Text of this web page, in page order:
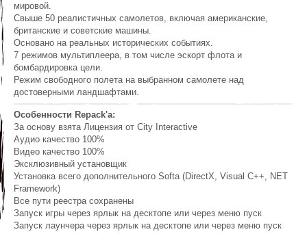
мировой.
Свыше 50 реалистичных самолетов, включая американские,
британские и советские машины.
Основано на реальных исторических событиях.
7 режимов мультиплеера, в том числе эскорт флота и
бомбардировка цели.
Режим свободного полета на выбранном самолете над
достоверными ландшафтами.
Особенности Repack'a:
За основу взята Лицензия от City Interactive
Аудио качество 100%
Видео качество 100%
Эксклюзивный установщик
Установка всего дополнительного Softa (DirectX, Visual C++, NET
Framework)
Все пути реестра сохранены
Запуск игры через ярлык на десктопе или через меню пуск
Запуск лаунчера через ярлык на десктопе или через меню пуск